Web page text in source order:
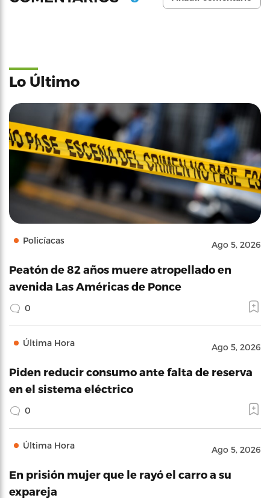
Lo Último
Policíacas Ago 5, 2026
Peatón de 82 años muere atropellado en
avenida Las Américas de Ponce
0
Última Hora Ago 5, 2026
Piden reducir consumo ante falta de reserva
en el sistema eléctrico
0
Última Hora Ago 5, 2026
En prisión mujer que le rayó el carro a su
expareja